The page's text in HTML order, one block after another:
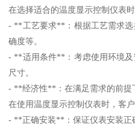
在选择适合的温度显示控制仪表
- **工艺要求**：根据工艺需求
确度等。
- **适用条件**：考虑使用环境
尺寸。
- **经济性**：在满足需求的前提
在使用温度显示控制仪表时，客
- **正确安装**：保证仪表安装正